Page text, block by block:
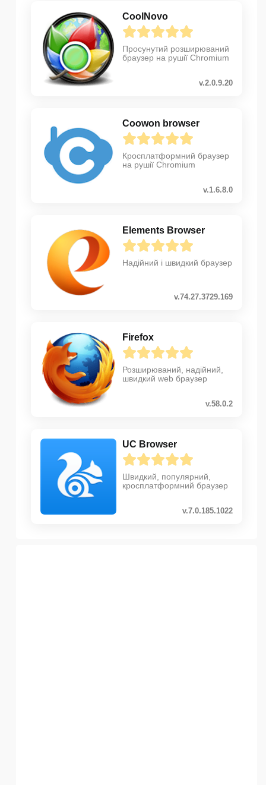
CoolNovo
Просунутий розширюваний
браузер на рушії Chromium
v.2.0.9.20
Coowon browser
Кросплатформний браузер
на рушії Chromium
v.1.6.8.0
Elements Browser
Надійний і швидкий браузер
v.74.27.3729.169
Firefox
Розширюваний, надійний,
швидкий web браузер
v.58.0.2
UC Browser
Швидкий, популярний,
кросплатформний браузер
v.7.0.185.1022